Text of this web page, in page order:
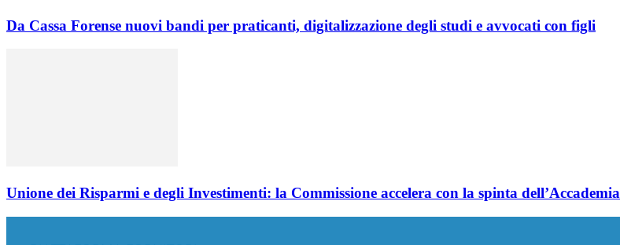
Da Cassa Forense nuovi bandi per praticanti, digitalizzazione degli studi e avvocati con figli
Unione dei Risparmi e degli Investimenti: la Commissione accelera con la spinta dell’Accademia